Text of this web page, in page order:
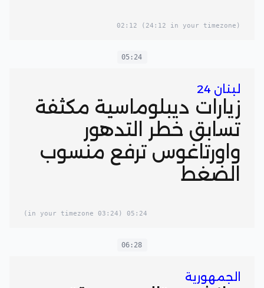
02:12 (24:12 in your timezone)
05:24
لبنان 24
زيارات ديبلوماسية مكثفة
تسابق خطر التدهور
واورتاغوس ترفع منسوب
الضغط
05:24
(03:24 in your timezone)
06:28
الجمهورية